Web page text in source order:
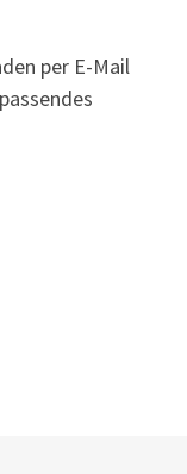
per E-Mail